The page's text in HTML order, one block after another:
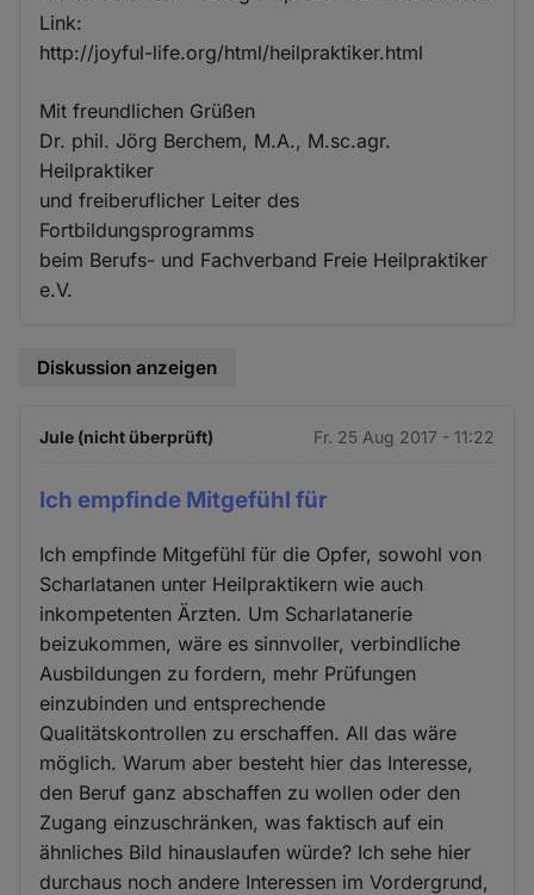
Link:
http://joyful-life.org/html/heilpraktiker.html
Mit freundlichen Grüßen
Dr. phil. Jörg Berchem, M.A., M.sc.agr.
Heilpraktiker
und freiberuflicher Leiter des
Fortbildungsprogramms
beim Berufs- und Fachverband Freie Heilpraktiker
e.V.
Diskussion anzeigen
Jule (nicht überprüft) Fr. 25 Aug 2017 - 11:22
Ich empfinde Mitgefühl für
Ich empfinde Mitgefühl für die Opfer, sowohl von
Scharlatanen unter Heilpraktikern wie auch
inkompetenten Ärzten. Um Scharlatanerie
beizukommen, wäre es sinnvoller, verbindliche
Ausbildungen zu fordern, mehr Prüfungen
einzubinden und entsprechende
Qualitätskontrollen zu erschaffen. All das wäre
möglich. Warum aber besteht hier das Interesse,
den Beruf ganz abschaffen zu wollen oder den
Zugang einzuschränken, was faktisch auf ein
ähnliches Bild hinauslaufen würde? Ich sehe hier
durchaus noch andere Interessen im Vordergrund,